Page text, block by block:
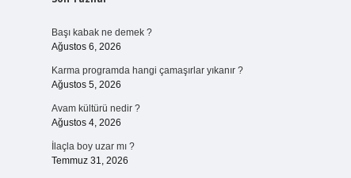
Sidebar
Başı kabak ne demek ?
Ağustos 6, 2026
Karma programda hangi çamaşırlar yıkanır ?
Ağustos 5, 2026
Avam kültürü nedir ?
Ağustos 4, 2026
İlaçla boy uzar mı ?
Temmuz 31, 2026